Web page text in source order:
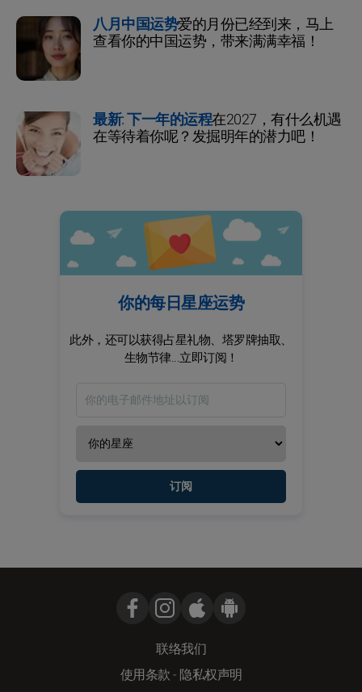
八月中国运势爱的月份已经到来，马上
查看你的中国运势，带来满满幸福！
最新: 下一年的运程在2027，有什么机遇
在等待着你呢？发掘明年的潜力吧！
你的每日星座运势
此外，还可以获得占星礼物、塔罗牌抽取、
生物节律...立即订阅！
订阅
联络我们
使用条款- 隐私权声明